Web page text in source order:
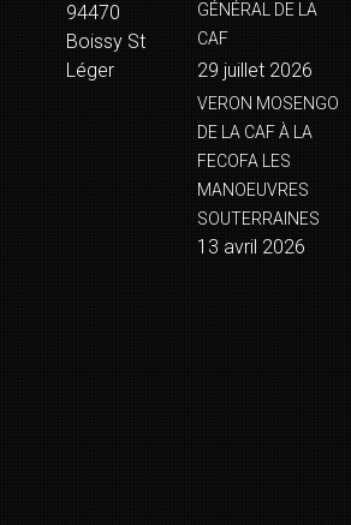
94470
Boissy St
Léger
GÉNÉRAL DE LA
CAF
29 juillet 2026
VERON MOSENGO
DE LA CAF À LA
FECOFA LES
MANOEUVRES
SOUTERRAINES
13 avril 2026